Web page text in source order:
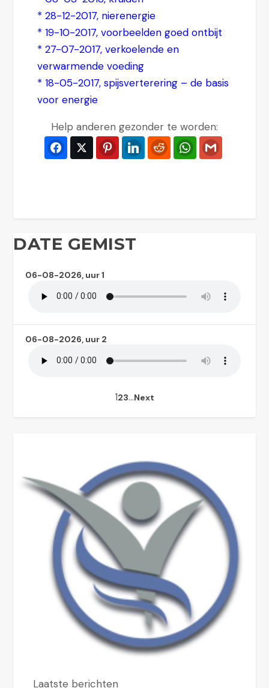
*28-12-2017, nierenergie
*19-10-2017, voorbeelden goed ontbijt
*27-07-2017, verkoelende en
verwarmende voeding
*18-05-2017, spijsverterering – de basis
voor energie
Help anderen gezonder te worden:
FacebookTwitter PinterestLinkedIn Reddit WhatsApp
DATE GEMIST
06-08-2026, uur 1
06-08-2026, uur 2
123…Next
Laatste berichten